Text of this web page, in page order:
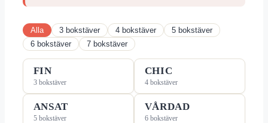
Alla 3 bokstäver 4 bokstäver
5 bokstäver
6 bokstäver
7 bokstäver
FIN
3 bokstäver
CHIC
4 bokstäver
ANSAT
5 bokstäver
VÅRDAD
6 bokstäver